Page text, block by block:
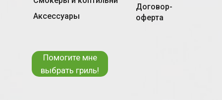
Аксессуары
Помогите мне
выбрать гриль!
Договор-
оферта